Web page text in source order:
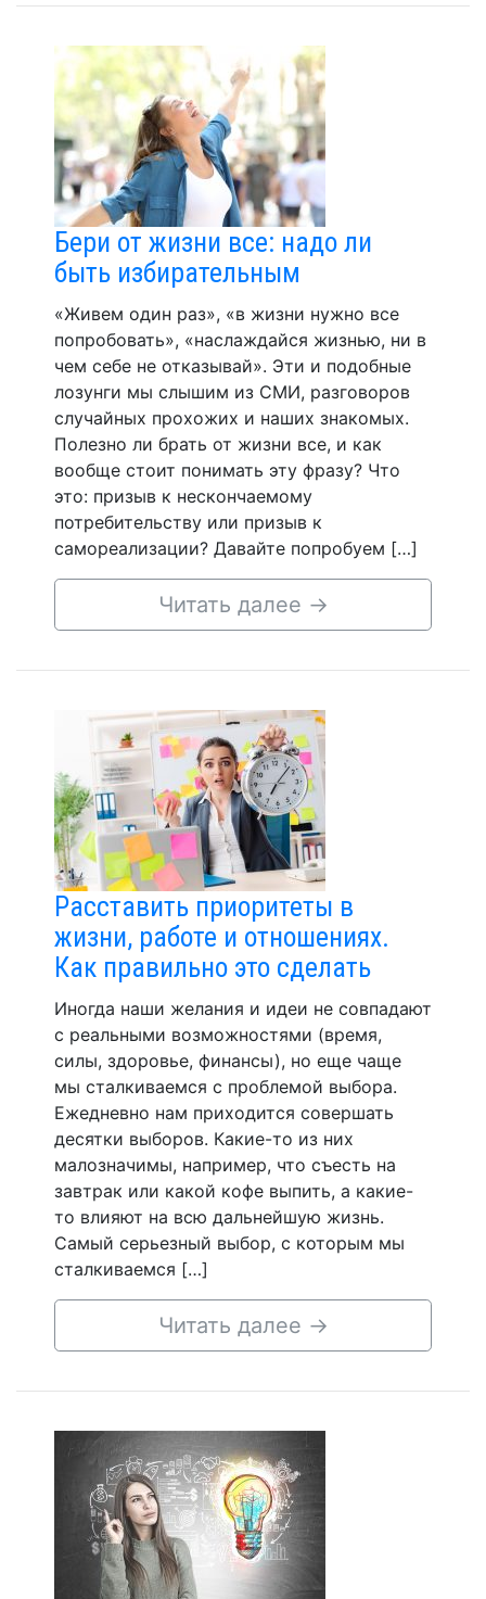
Бери от жизни все: надо ли
быть избирательным
«Живем один раз», «в жизни нужно все
попробовать», «наслаждайся жизнью, ни в
чем себе не отказывай». Эти и подобные
лозунги мы слышим из СМИ, разговоров
случайных прохожих и наших знакомых.
Полезно ли брать от жизни все, и как
вообще стоит понимать эту фразу? Что
это: призыв к нескончаемому
потребительству или призыв к
самореализации? Давайте попробуем […]
Читать далее →
Расставить приоритеты в
жизни, работе и отношениях.
Как правильно это сделать
Иногда наши желания и идеи не совпадают
с реальными возможностями (время,
силы, здоровье, финансы), но еще чаще
мы сталкиваемся с проблемой выбора.
Ежедневно нам приходится совершать
десятки выборов. Какие-то из них
малозначимы, например, что съесть на
завтрак или какой кофе выпить, а какие-
то влияют на всю дальнейшую жизнь.
Самый серьезный выбор, с которым мы
сталкиваемся […]
Читать далее →